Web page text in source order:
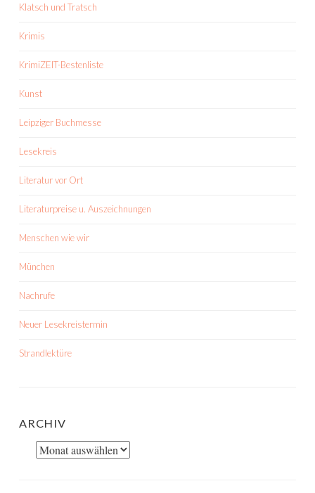
Klatsch und Tratsch
Krimis
KrimiZEIT-Bestenliste
Kunst
Leipziger Buchmesse
Lesekreis
Literatur vor Ort
Literaturpreise u. Auszeichnungen
Menschen wie wir
München
Nachrufe
Neuer Lesekreistermin
Strandlektüre
ARCHIV
Archiv